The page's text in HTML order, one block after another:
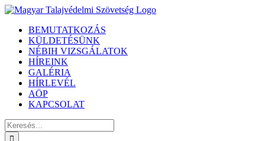
Kihagyás
BEMUTATKOZÁS
KÜLDETÉSÜNK
NÉBIH VIZSGÁLATOK
HÍREINK
GALÉRIA
HÍRLEVÉL
AÖP
KAPCSOLAT
Keresés...